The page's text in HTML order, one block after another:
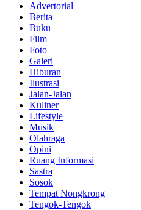
Advertorial
Berita
Buku
Film
Foto
Galeri
Hiburan
Ilustrasi
Jalan-Jalan
Kuliner
Lifestyle
Musik
Olahraga
Opini
Ruang Informasi
Sastra
Sosok
Tempat Nongkrong
Tengok-Tengok